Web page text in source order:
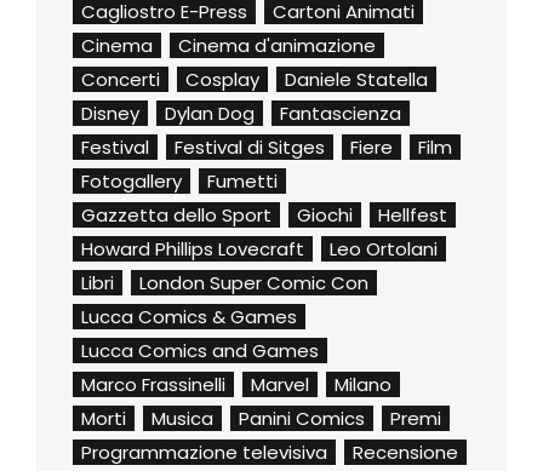
Cagliostro E-Press
Cartoni Animati
Cinema
Cinema d'animazione
Concerti
Cosplay
Daniele Statella
Disney
Dylan Dog
Fantascienza
Festival
Festival di Sitges Fiere
Film
Fotogallery
Fumetti
Gazzetta dello Sport
Giochi
Hellfest
Howard Phillips Lovecraft
Leo Ortolani
Libri
London Super Comic Con
Lucca Comics & Games
Lucca Comics and Games
Marco Frassinelli
Marvel
Milano
Morti
Musica Panini Comics
Premi
Programmazione televisiva
Recensione